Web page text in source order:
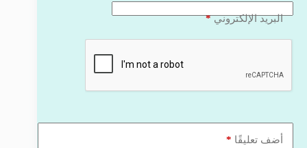
البريد الإلكتروني*
أضف تعليقًا *